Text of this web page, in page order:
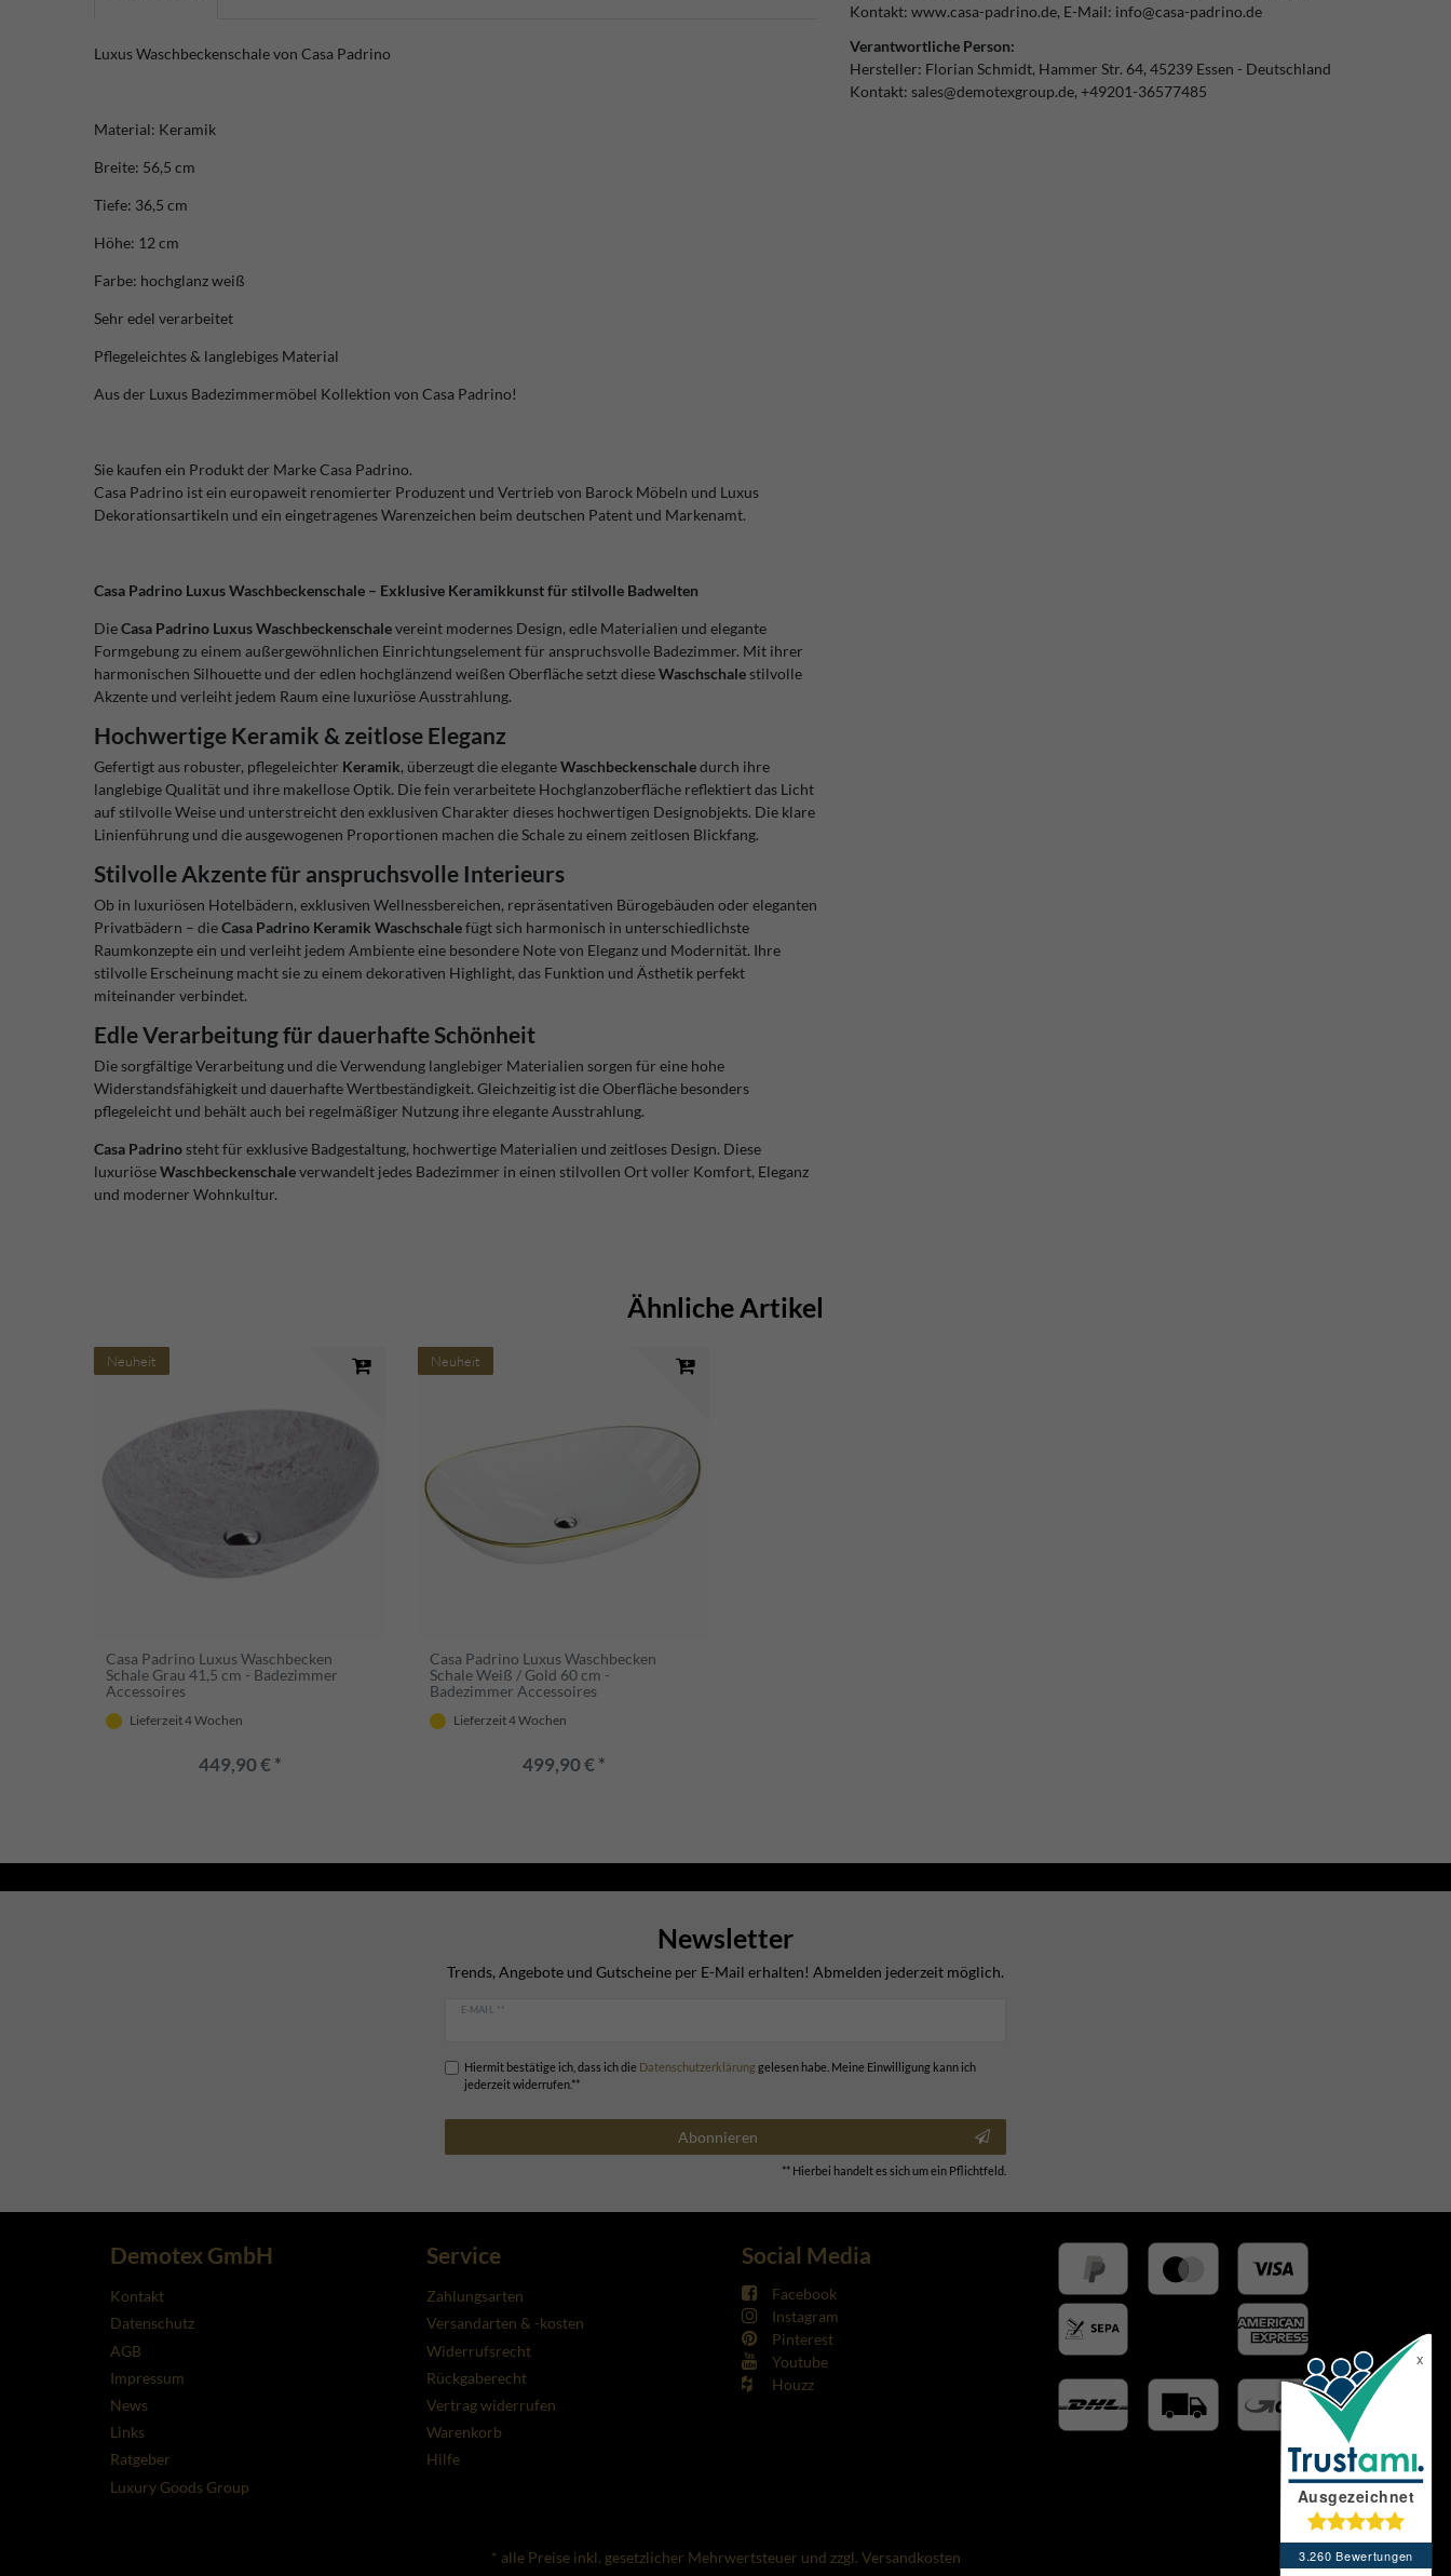
Luxus Waschbeckenschale von Casa Padrino
Material: Keramik
Breite: 56,5 cm
Tiefe: 36,5 cm
Höhe: 12 cm
Farbe: hochglanz weiß
Sehr edel verarbeitet
Pflegeleichtes & langlebiges Material
Aus der Luxus Badezimmermöbel Kollektion von Casa Padrino!
Sie kaufen ein Produkt der Marke Casa Padrino.
Casa Padrino ist ein europaweit renomierter Produzent und Vertrieb von Barock Möbeln und Luxus
Dekorationsartikeln und ein eingetragenes Warenzeichen beim deutschen Patent und Markenamt.
Casa Padrino Luxus Waschbeckenschale – Exklusive Keramikkunst für stilvolle Badwelten
DieCasa Padrino Luxus Waschbeckenschalevereint modernes Design, edle Materialien und elegante
Formgebung zu einem außergewöhnlichen Einrichtungselement für anspruchsvolle Badezimmer. Mit ihrer
harmonischen Silhouette und der edlen hochglänzend weißen Oberfläche setzt dieseWaschschalestilvolle
Akzente und verleiht jedem Raum eine luxuriöse Ausstrahlung.
Hochwertige Keramik & zeitlose Eleganz
Gefertigt aus robuster, pflegeleichter Keramik, überzeugt die eleganteWaschbeckenschaledurch ihre
langlebige Qualität und ihre makellose Optik. Die fein verarbeitete Hochglanzoberfläche reflektiert das Licht
auf stilvolle Weise und unterstreicht den exklusiven Charakter dieses hochwertigen Designobjekts. Die klare
Linienführung und die ausgewogenen Proportionen machen die Schale zu einem zeitlosen Blickfang.
Stilvolle Akzente für anspruchsvolle Interieurs
Ob in luxuriösen Hotelbädern, exklusiven Wellnessbereichen, repräsentativen Bürogebäuden oder eleganten
Privatbädern – dieCasa Padrino Keramik Waschschalefügt sich harmonisch in unterschiedlichste
Raumkonzepte ein und verleiht jedem Ambiente eine besondere Note von Eleganz und Modernität. Ihre
stilvolle Erscheinung macht sie zu einem dekorativen Highlight, das Funktion und Ästhetik perfekt
miteinander verbindet.
Edle Verarbeitung für dauerhafte Schönheit
Die sorgfältige Verarbeitung und die Verwendung langlebiger Materialien sorgen für eine hohe
Widerstandsfähigkeit und dauerhafte Wertbeständigkeit. Gleichzeitig ist die Oberfläche besonders
pflegeleicht und behält auch bei regelmäßiger Nutzung ihre elegante Ausstrahlung.
Casa Padrinosteht für exklusive Badgestaltung, hochwertige Materialien und zeitloses Design. Diese
luxuriöseWaschbeckenschaleverwandelt jedes Badezimmer in einen stilvollen Ort voller Komfort, Eleganz
und moderner Wohnkultur.
Kontakt: www.casa-padrino.de E-Mail: info@casa-padrino.de
Verantwortliche Person:
Hersteller: Florian Schmidt Hammer Str. 64 45239 Essen
Deutschland
Kontakt: sales@demotexgroup.de +49201-36577485
Ähnliche Artikel
Neuheit
Casa Padrino Luxus Waschbecken
Schale Grau 41,5 cm - Badezimmer
Accessoires
Lieferzeit 4 Wochen
449,90 € *
Neuheit
Casa Padrino Luxus Waschbecken
Schale Weiß / Gold 60 cm -
Badezimmer Accessoires
Lieferzeit 4 Wochen
499,90 € *
Newsletter
Trends, Angebote und Gutscheine per E-Mail erhalten! Abmelden jederzeit möglich.
E-MAIL **
Hiermit bestätige ich, dass ich die Daten­schutz­erklärunggelesen habe. Meine Einwilligung kann ich
jederzeit widerrufen.**
Abonnieren
** Hierbei handelt es sich um ein Pflichtfeld.
Demotex GmbH
Kontakt
Datenschutz
AGB
Impressum
News
Links
Ratgeber
Luxury Goods Group
Service
Zahlungsarten
Versandarten & -kosten
Widerrufsrecht
Rückgaberecht
Vertrag widerrufen
Warenkorb
Hilfe
Social Media
Facebook
Instagram
Pinterest
Youtube
Houzz
* alle Preise inkl. gesetzlicher Mehrwertsteuer und zzgl. Versandkosten